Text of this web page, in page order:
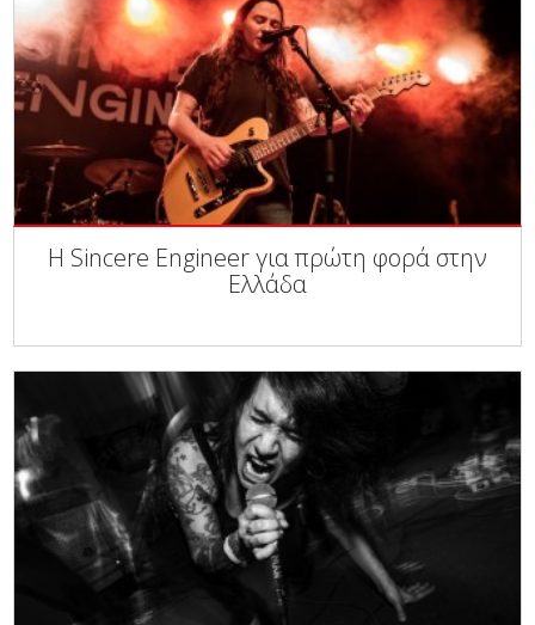
Η Sincere Engineer για πρώτη φορά στην
Ελλάδα